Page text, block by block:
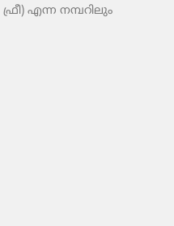
എന്ന നമ്പറിലും